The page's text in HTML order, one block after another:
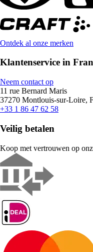
Ontdek al onze merken
Klantenservice in
Neem contact op
11 rue Bernard Maris
37270 Montlouis-sur-Loire,
+33 1 86 47 62 58
Veilig betalen
Koop met vertrouwen op